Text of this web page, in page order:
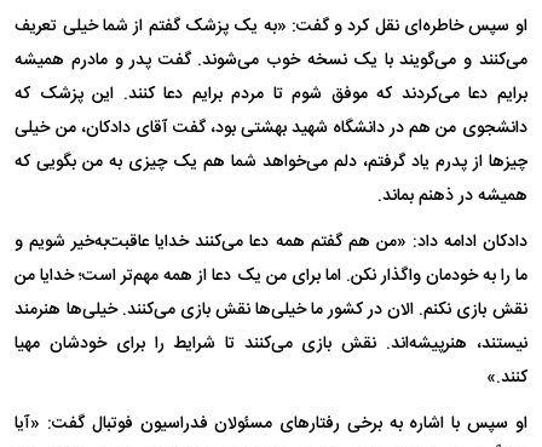
او سپس خاطره‌ای نقل کرد و گفت: «به یک پزشک گفتم از شما خیلی تعریف
می‌کنند و می‌گویند با یک نسخه خوب می‌شوند. گفت پدر و مادرم همیشه
برایم دعا می‌کردند که موفق شوم تا مردم برایم دعا کنند. این پزشک که
دانشجوی من هم در دانشگاه شهید بهشتی بود، گفت آقای دادکان، من خیلی
چیز‌ها از پدرم یاد گرفتم، دلم می‌خواهد شما هم یک چیزی به من بگویی که
همیشه در ذهنم بماند.
دادکان ادامه داد: «من هم گفتم همه دعا می‌کنند خدایا عاقبت‌به‌خیر شویم و
ما را به خودمان واگذار نکن. اما برای من یک دعا از همه مهم‌تر است؛ خدایا من
نقش بازی نکنم. الان در کشور ما خیلی‌ها نقش بازی می‌کنند. خیلی‌ها هنرمند
نیستند، هنرپیشه‌اند. نقش بازی می‌کنند تا شرایط را برای خودشان مهیا
کنند.»
او سپس با اشاره به برخی رفتارهای مسئولان فدراسیون فوتبال گفت: «آیا